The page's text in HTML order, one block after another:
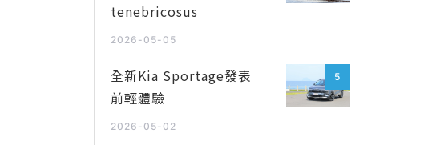
tenebricosus
2026-05-05
5
全新Kia Sportage發表
前輕體驗
2026-05-02